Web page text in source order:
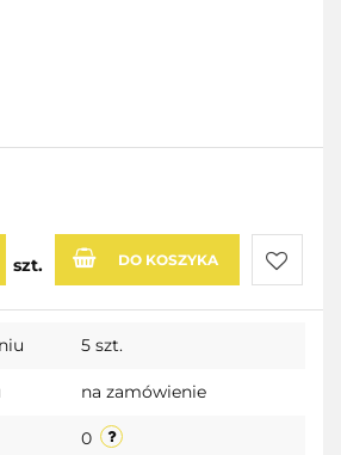
szt. DO KOSZYKA
Do
5 szt.
na zamówienie
0